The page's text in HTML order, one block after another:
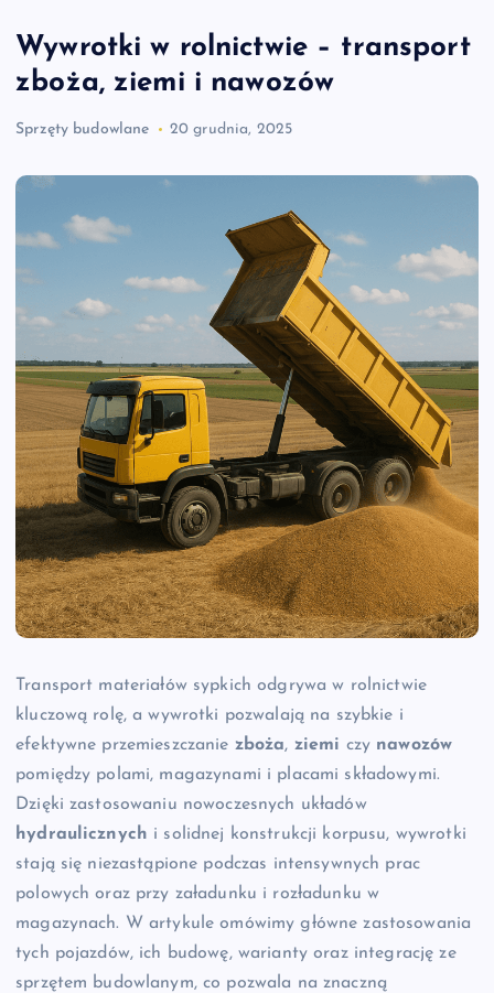
Wywrotki w rolnictwie – transport
zboża, ziemi i nawozów
Sprzęty budowlane 20 grudnia, 2025
Transport materiałów sypkich odgrywa w rolnictwie
kluczową rolę, a wywrotki pozwalają na szybkie i
efektywne przemieszczanie zboża, ziemi czy nawozów
pomiędzy polami, magazynami i placami składowymi.
Dzięki zastosowaniu nowoczesnych układów
hydraulicznych i solidnej konstrukcji korpusu, wywrotki
stają się niezastąpione podczas intensywnych prac
polowych oraz przy załadunku i rozładunku w
magazynach. W artykule omówimy główne zastosowania
tych pojazdów, ich budowę, warianty oraz integrację ze
sprzętem budowlanym, co pozwala na znaczną